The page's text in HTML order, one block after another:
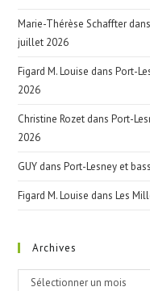
Marie-Thérèse Schaffter
juillet 2026
Figard M. Louise dansPort-
2026
Christine Rozet dansPort-
2026
GUY dansPort-Lesney et
Figard M. Louise dansLes
Archives
Archives
Sélectionner un mois